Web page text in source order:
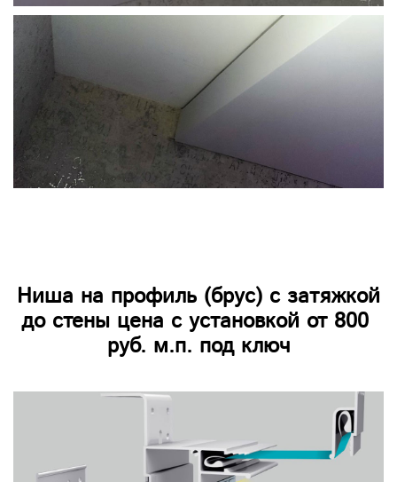
Ниша на профиль (брус) с затяжкой
до стены цена с установкой от 800
руб. м.п. под ключ